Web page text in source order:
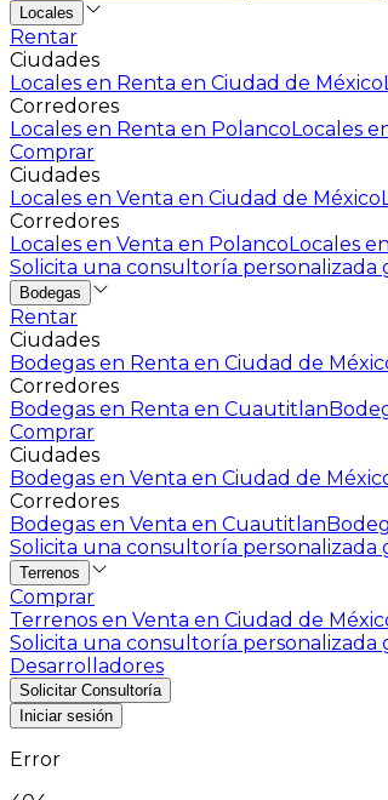
Locales
Rentar
Ciudades
Locales en Renta en Ciudad de México
Corredores
Locales en Renta en PolancoLocales
Comprar
Ciudades
Locales en Venta en Ciudad de México
Corredores
Locales en Venta en PolancoLocales
Solicita una consultoría personalizada
Bodegas
Rentar
Ciudades
Bodegas en Renta en Ciudad de
Corredores
Bodegas en Renta en Cuautitlan
Comprar
Ciudades
Bodegas en Venta en Ciudad de
Corredores
Bodegas en Venta en Cuautitlan
Solicita una consultoría personalizada
Terrenos
Comprar
Terrenos en Venta en Ciudad de
Solicita una consultoría personalizada
Desarrolladores
Solicitar Consultoría
Iniciar sesión
Error